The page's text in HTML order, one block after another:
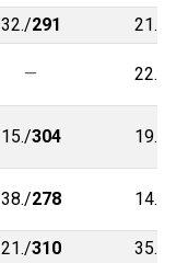
32./291 21./
— 22./
15./304 19./
38./278 14./
21./310 35./